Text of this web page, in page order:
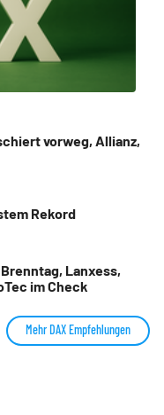
vorweg, Allianz,
Rekord
Lanxess,
im Check
Mehr DAX Empfehlungen